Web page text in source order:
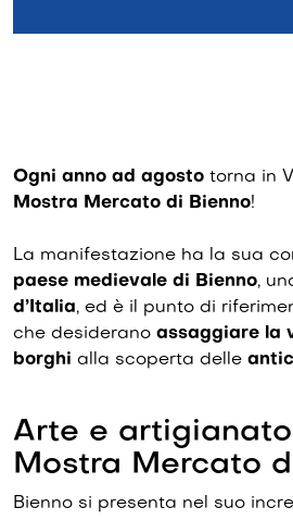
Ogni anno ad agosto torna in
Mostra Mercato di Bienno!
La manifestazione ha la sua
paese medievale di Bienno,
d’Italia, ed è il punto di
che desiderano assaggiare la
borghi alla scoperta delle
Arte e
Mostra Mercato
Bienno si presenta nel suo